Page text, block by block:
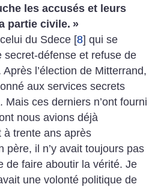
les accusés et leurs
partie civile. »
du Sdece [8] qui se
secret-défense et refuse de
l’élection de Mitterrand,
aux services secrets
Mais ces derniers n’ont fourni
nous avions déjà
à trente ans après
père, il n’y avait toujours pas
de faire aboutir la vérité. Je
une volonté politique de